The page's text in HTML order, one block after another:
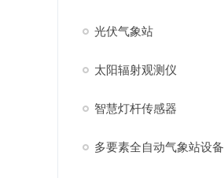
光伏气象站
太阳辐射观测仪
智慧灯杆传感器
多要素全自动气象站设备